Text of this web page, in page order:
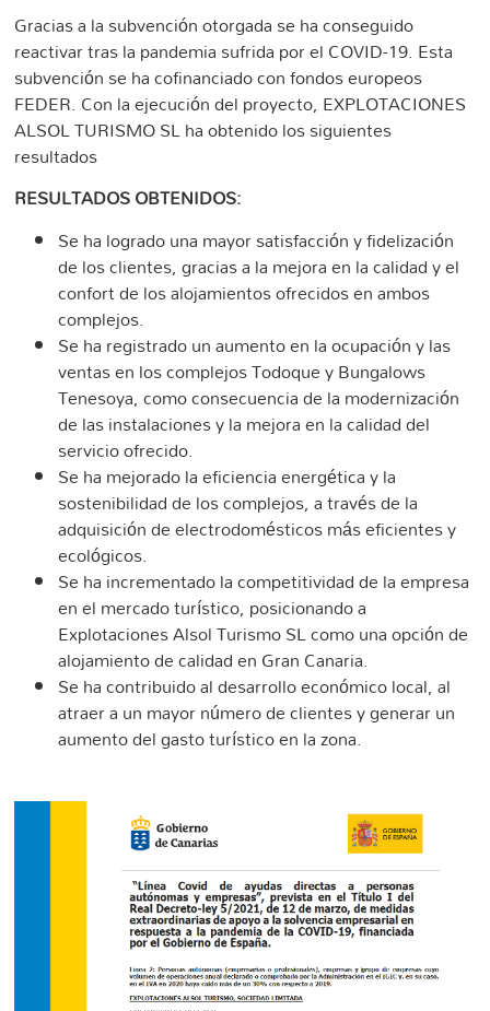
Gracias a la subvención otorgada se ha conseguido
reactivar tras la pandemia sufrida por el COVID-19. Esta
subvención se ha cofinanciado con fondos europeos
FEDER. Con la ejecución del proyecto, EXPLOTACIONES
ALSOL TURISMO SL ha obtenido los siguientes
resultados
RESULTADOS OBTENIDOS:
Se ha logrado una mayor satisfacción y fidelización
de los clientes, gracias a la mejora en la calidad y el
confort de los alojamientos ofrecidos en ambos
complejos.
Se ha registrado un aumento en la ocupación y las
ventas en los complejos Todoque y Bungalows
Tenesoya, como consecuencia de la modernización
de las instalaciones y la mejora en la calidad del
servicio ofrecido.
Se ha mejorado la eficiencia energética y la
sostenibilidad de los complejos, a través de la
adquisición de electrodomésticos más eficientes y
ecológicos.
Se ha incrementado la competitividad de la empresa
en el mercado turístico, posicionando a
Explotaciones Alsol Turismo SL como una opción de
alojamiento de calidad en Gran Canaria.
Se ha contribuido al desarrollo económico local, al
atraer a un mayor número de clientes y generar un
aumento del gasto turístico en la zona.